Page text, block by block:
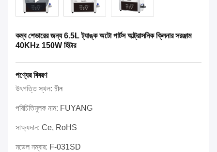
কম্ব শেভারের জন্য 6.5L ট্যাঙ্ক অটো পার্টস আল্ট্রাসনিক ক্লিনার সরঞ্জাম
40KHz 150W হিটার
পণ্যের বিবরণ
উৎপত্তি স্থল: চীন
পরিচিতিমুলক নাম: FUYANG
সাক্ষ্যদান: Ce, RoHS
মডেল নম্বার: F-031SD